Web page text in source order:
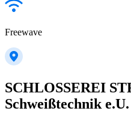
Freewave
SCHLOSSEREI
Schweißtechnik e.U.